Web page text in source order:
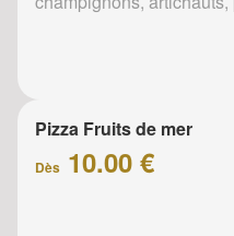
Pizza Fruits de mer
Dès 10.00 €